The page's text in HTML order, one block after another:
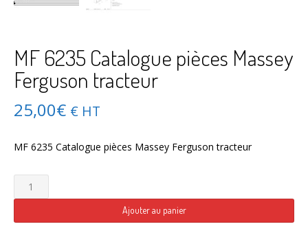
MF 6235 Catalogue pièces Massey
Ferguson tracteur
25,00€ € HT
MF 6235 Catalogue pièces Massey Ferguson tracteur
quantité
de
6235
Ajouter au panier